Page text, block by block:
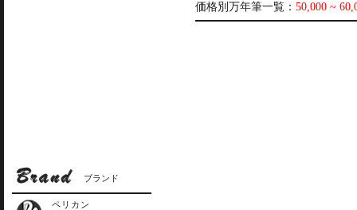
価格別万年筆一覧： 50,000 ~
ブランド
ペリカン